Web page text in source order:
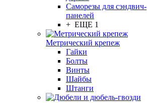
Саморезы для сэндвич-
панелей
+ ЕЩЕ 1
Метрический крепеж
Гайки
Болты
Винты
Шайбы
Штанги